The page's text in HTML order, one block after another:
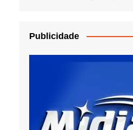
Publicidade